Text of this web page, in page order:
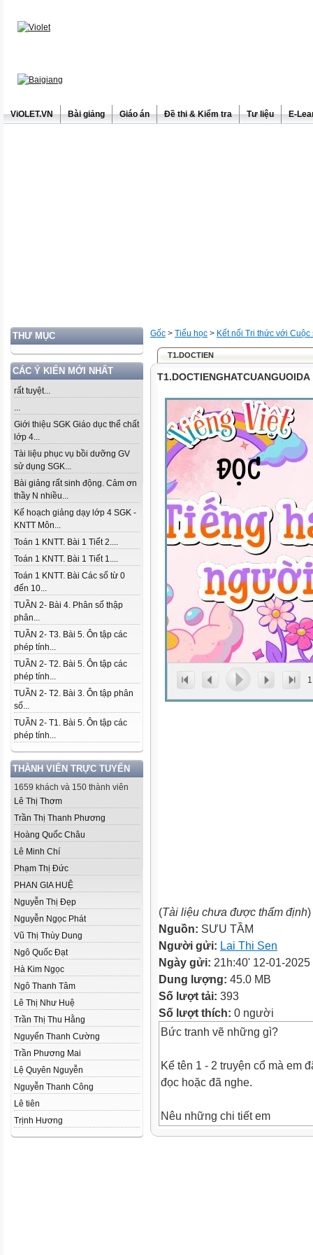
ViOLET.VN Bài giảng Giáo án Đề thi & Kiểm tra Tư liệu E-
THƯ MỤC
CÁC Ý KIẾN MỚI NHẤT
rất tuyệt...
...
Giới thiệu SGK Giáo dục thể chất
lớp 4...
Tài liệu phục vụ bồi dưỡng GV
sử dụng SGK...
Bài giảng rất sinh động. Cảm ơn
thầy N nhiều...
Kế hoạch giảng dạy lớp 4 SGK -
KNTT Môn...
Toán 1 KNTT. Bài 1 Tiết 2....
Toán 1 KNTT. Bài 1 Tiết 1....
Toán 1 KNTT. Bài Các số từ 0
đến 10...
TUẦN 2- Bài 4. Phân số thập
phân...
TUẦN 2- T3. Bài 5. Ôn tập các
phép tính...
TUẦN 2- T2. Bài 5. Ôn tập các
phép tính...
TUẦN 2- T2. Bài 3. Ôn tập phân
số...
TUẦN 2- T1. Bài 5. Ôn tập các
phép tính...
THÀNH VIÊN TRỰC TUYẾN
1659 khách và 150 thành viên
Lê Thị Thơm
Trần Thị Thanh Phương
Hoàng Quốc Châu
Lê Minh Chí
Phạm Thị Đức
PHAN GIA HUỆ
Nguyễn Thị Đẹp
Nguyễn Ngọc Phát
Vũ Thị Thùy Dung
Ngô Quốc Đạt
Hà Kim Ngọc
Ngô Thanh Tâm
Lê Thị Như Huệ
Trần Thị Thu Hằng
Nguyển Thanh Cường
Trần Phương Mai
Lệ Quyên Nguyễn
Nguyễn Thanh Công
Lê tiên
Trịnh Hương
Gốc > Tiểu học > Kết nối Tri thức với Cuộc
T1.DOCTIEN
T1.DOCTIENGHATCUANGUOIDA
1
(Tài liệu chưa được thẩm định)
Nguồn: SƯU TẦM
Người gửi: Lai Thi Sen
Ngày gửi: 21h:40' 12-01-2025
Dung lượng: 45.0 MB
Số lượt tải: 393
Số lượt thích: 0 người
Bức tranh vẽ những gì?
Kể tên 1 - 2 truyện cổ mà em
đọc hoặc đã nghe.
Nêu những chi tiết em